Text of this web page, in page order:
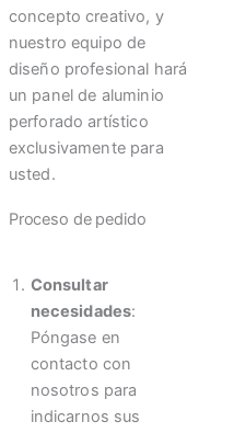
concepto creativo, y
nuestro equipo de
diseño profesional hará
un panel de aluminio
perforado artístico
exclusivamente para
usted.
Proceso de pedido
Consultar
necesidades:
Póngase en
contacto con
nosotros para
indicarnos sus